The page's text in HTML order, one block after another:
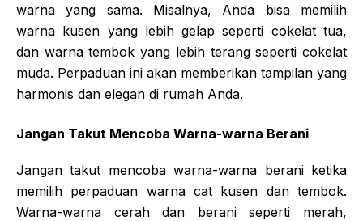
warna yang sama. Misalnya, Anda bisa memilih
warna kusen yang lebih gelap seperti cokelat tua,
dan warna tembok yang lebih terang seperti cokelat
muda. Perpaduan ini akan memberikan tampilan yang
harmonis dan elegan di rumah Anda.
Jangan Takut Mencoba Warna-warna Berani
Jangan takut mencoba warna-warna berani ketika
memilih perpaduan warna cat kusen dan tembok.
Warna-warna cerah dan berani seperti merah,